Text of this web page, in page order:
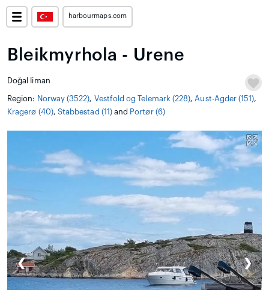
harbourmaps.com
Bleikmyrhola - Urene
Doğal liman
Region: Norway (3522), Vestfold og Telemark (228), Aust-Agder (151),
Kragerø (40), Stabbestad (11)and Portør (6)
❮ ❯